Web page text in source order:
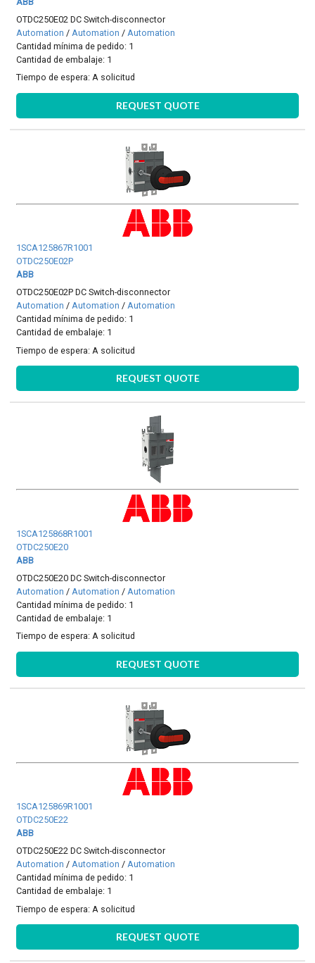
OTDC250E02 DC Switch-disconnector
Automation /Automation /Automation
Cantidad mínima de pedido: 1
Cantidad de embalaje: 1
Tiempo de espera:A solicitud
REQUEST QUOTE
1SCA125867R1001
OTDC250E02P
ABB
OTDC250E02P DC Switch-disconnector
Automation /Automation /Automation
Cantidad mínima de pedido: 1
Cantidad de embalaje: 1
Tiempo de espera: A solicitud
REQUEST QUOTE
1SCA125868R1001
OTDC250E20
ABB
OTDC250E20 DC Switch-disconnector
Automation / Automation / Automation
Cantidad mínima de pedido: 1
Cantidad de embalaje: 1
Tiempo de espera:A solicitud
REQUEST QUOTE
1SCA125869R1001
OTDC250E22
ABB
OTDC250E22 DC Switch-disconnector
Automation /Automation /Automation
Cantidad mínima de pedido: 1
Cantidad de embalaje: 1
Tiempo de espera: A solicitud
REQUEST QUOTE